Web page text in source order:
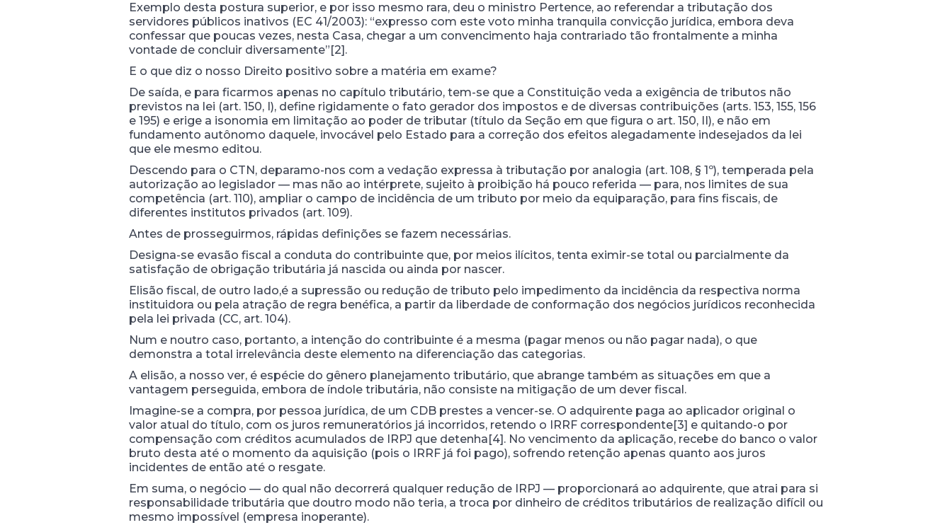
Exemplo desta postura superior, e por isso mesmo rara, deu o ministro Pertence, ao referendar a tributação dos
servidores públicos inativos (EC 41/2003): “expresso com este voto minha tranquila convicção jurídica, embora deva
confessar que poucas vezes, nesta Casa, chegar a um convencimento haja contrariado tão frontalmente a minha
vontade de concluir diversamente”[2].
E o que diz o nosso Direito positivo sobre a matéria em exame?
De saída, e para ficarmos apenas no capítulo tributário, tem-se que a Constituição veda a exigência de tributos não
previstos na lei (art. 150, I), define rigidamente o fato gerador dos impostos e de diversas contribuições (arts. 153, 155, 156
e 195) e erige a isonomia em limitação ao poder de tributar (título da Seção em que figura o art. 150, II), e não em
fundamento autônomo daquele, invocável pelo Estado para a correção dos efeitos alegadamente indesejados da lei
que ele mesmo editou.
Descendo para o CTN, deparamo-nos com a vedação expressa à tributação por analogia (art. 108, § 1º), temperada pela
autorização ao legislador — mas não ao intérprete, sujeito à proibição há pouco referida — para, nos limites de sua
competência (art. 110), ampliar o campo de incidência de um tributo por meio da equiparação, para fins fiscais, de
diferentes institutos privados (art. 109).
Antes de prosseguirmos, rápidas definições se fazem necessárias.
Designa-se evasão fiscal a conduta do contribuinte que, por meios ilícitos, tenta eximir-se total ou parcialmente da
satisfação de obrigação tributária já nascida ou ainda por nascer.
Elisão fiscal, de outro lado,é a supressão ou redução de tributo pelo impedimento da incidência da respectiva norma
instituidora ou pela atração de regra benéfica, a partir da liberdade de conformação dos negócios jurídicos reconhecida
pela lei privada (CC, art. 104).
Num e noutro caso, portanto, a intenção do contribuinte é a mesma (pagar menos ou não pagar nada), o que
demonstra a total irrelevância deste elemento na diferenciação das categorias.
A elisão, a nosso ver, é espécie do gênero planejamento tributário, que abrange também as situações em que a
vantagem perseguida, embora de índole tributária, não consiste na mitigação de um dever fiscal.
Imagine-se a compra, por pessoa jurídica, de um CDB prestes a vencer-se. O adquirente paga ao aplicador original o
valor atual do título, com os juros remuneratórios já incorridos, retendo o IRRF correspondente[3] e quitando-o por
compensação com créditos acumulados de IRPJ que detenha[4]. No vencimento da aplicação, recebe do banco o valor
bruto desta até o momento da aquisição (pois o IRRF já foi pago), sofrendo retenção apenas quanto aos juros
incidentes de então até o resgate.
Em suma, o negócio — do qual não decorrerá qualquer redução de IRPJ — proporcionará ao adquirente, que atrai para si
responsabilidade tributária que doutro modo não teria, a troca por dinheiro de créditos tributários de realização difícil ou
mesmo impossível (empresa inoperante).